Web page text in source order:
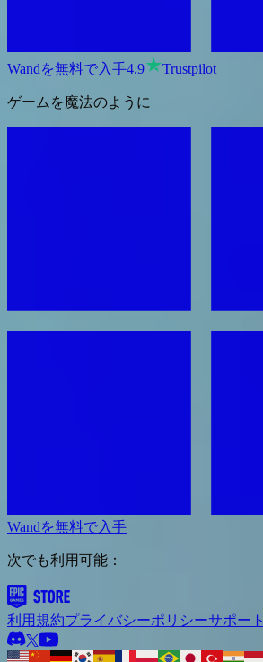
Wandを無料で入手4.9 Trustpilot
ゲームを魔法のように
Wandを無料で入手
次でも利用可能：
利用規約プライバシーポリシーサポート